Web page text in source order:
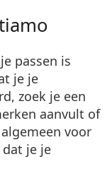
passen is
je je
zoek je een
aanvult of
voor
je je